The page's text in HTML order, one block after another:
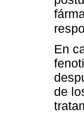
En
de